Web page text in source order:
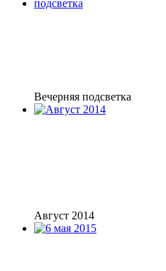
Вечерняя подсветка
Август 2014